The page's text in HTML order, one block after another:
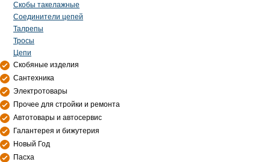
Скобы такелажные
Соединители цепей
Талрепы
Тросы
Цепи
Скобяные изделия
Сантехника
Электротовары
Прочее для стройки и ремонта
Автотовары и автосервис
Галантерея и бижутерия
Новый Год
Пасха